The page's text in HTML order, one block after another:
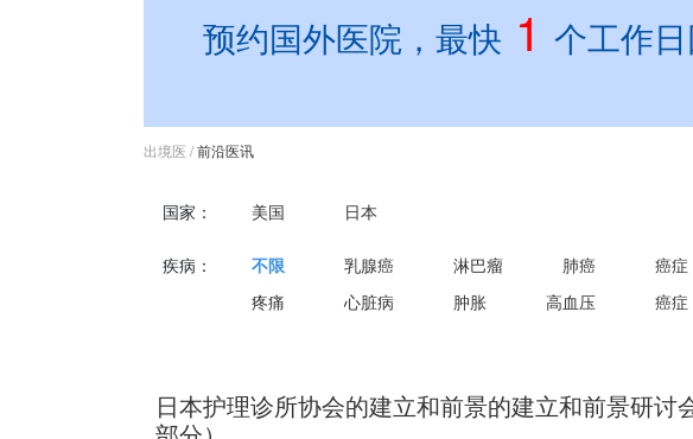
预约国外医院，最快 1 个工作
出境医 /前沿医讯
国家： 美国 日本
疾病： 不限 乳腺癌 淋巴瘤 肺癌 癌症
疼痛
心脏病 肿胀 高血压 癌症
日本护理诊所协会的建立和前景的建立和前景研讨